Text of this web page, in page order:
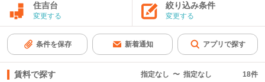
住吉台
変更する
絞り込み条件
変更する
条件を保存 新着通知 アプリで探す
賃料で探す 指定なし 〜 指定なし 18件